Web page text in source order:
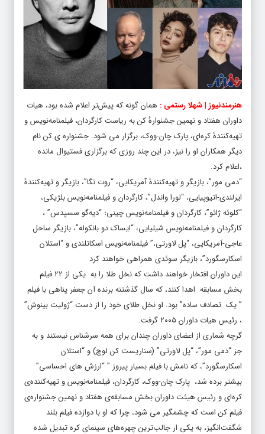
هنرمندنیوز | شهلا رستمی : همان‌ گونه که پیش‌تر اعلام شده بود، هیات
داوران هفتاد و نهمین جشنوارهٔ کن به ریاست کارگردان، فیلمنامه‌نویس و
تهیه‌کنندهٔ کره‌ای، پارک چان-ووک، برگزار می شود. جشنواره ی کن نام
دیگر همکاران او را نیز، در این چند روزی که برگزاری فستیوال مانده
،اعلام کرد.
“دمی مور”، بازیگر و تهیه‌کنندهٔ آمریکایی، “روت نگا”، بازیگر و تهیه‌کنندهٔ
ایرلندی-اتیوپیایی، “لورا واندل”، کارگردان و فیلمنامه‌نویس بلژیکی،
“کلوئه ژائو”، کارگردان و فیلمنامه‌نویس چینی؛ “دیه‌گو سسپدس” ،
کارگردان و فیلمنامه‌نویس شیلیایی، “ایساک دو بانکوله”، بازیگر ساحل
عاجی-آمریکایی، “پل لاورتی،” فیلمنامه‌نویس اسکاتلندی و “استلان
اسکارسگورد”، بازیگر سوئدی همراهی خواهند کرد
این داوران افتخار خواهند داشت که نخل طلا را به یکی از ۲۲ فیلم
بخش مسابقه اهدا کنند، که سال گذشتنه برنده آن جعفر پناهی با فیلم
” یک تصادف ساده” بود. او نخل طلای خود را از دست “ژولیت بینوش”
، رئیس هیات داوران ۲۰۰۵ گرفت.
گرچه شماری از اعضای داوران چندان برای همه سرشناس نیستند و به
جز “دمی مور”، “پل لاورتی” (سناریست کن لوچ) و “استلان
اسکارسگورد”، که نامش با فیلم بسیار پیروز ” “ارزش های احساسی”
بیشتر برده شد، پارک چان-ووک، کارگردان، فیلمنامه‌نویس و تهیه‌کننده‌ی
کره‌ای و رئیس هیئت داوران بخش مسابقه‌ی هفتاد و نهمین جشنواره‌ی
فیلم کن است که چشمگیر می شود، چرا که او با دوازده فیلم بلند
شگفت‌انگیز، به یکی ار جالب‌ترین چهره‌های سینمای کره تبدیل شده